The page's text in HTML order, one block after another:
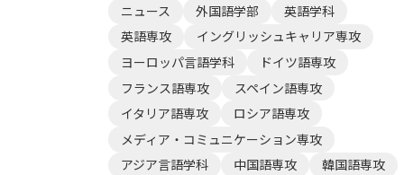
ニュース
外国語学部
英語学科
英語専攻
イングリッシュキャリア専攻
ヨーロッパ言語学科
ドイツ語専攻
フランス語専攻
スペイン語専攻
イタリア語専攻
ロシア語専攻
メディア・コミュニケーション専攻
アジア言語学科
中国語専攻
韓国語専攻